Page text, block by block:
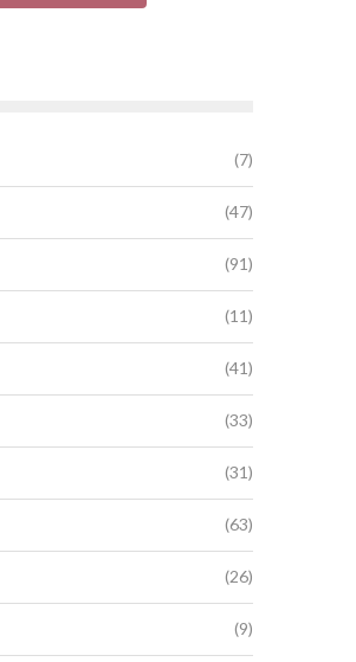
(7)
(47)
(91)
(11)
(41)
(33)
(31)
(63)
(26)
(9)